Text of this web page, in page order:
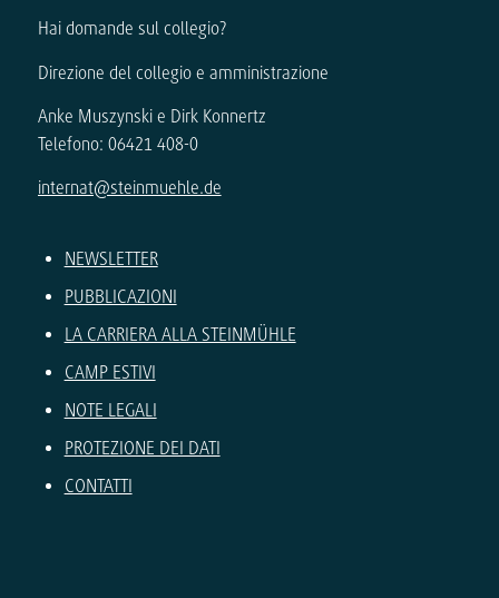
Hai domande sul collegio?
Direzione del collegio e amministrazione
Anke Muszynski e Dirk Konnertz
Telefono: 06421 408-0
internat@steinmuehle.de
NEWSLETTER
PUBBLICAZIONI
LA CARRIERA ALLA STEINMÜHLE
CAMP ESTIVI
NOTE LEGALI
PROTEZIONE DEI DATI
CONTATTI